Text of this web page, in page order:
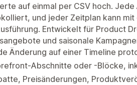
auf einmal per CSV hoch.
und jeder Zeitplan kann
Entwickelt für Product
und saisonale
Änderung auf einer Timeline
Abschnitte oder -Blöcke,
Preisänderungen,